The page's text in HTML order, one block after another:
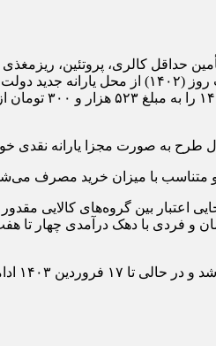
رفاه، «طرح فجرانه» یک سبد ۱۱ قلمی برای تأمین
متناسب با میزان خرید مصرف
اعتبار بین گروه‌های کالایی